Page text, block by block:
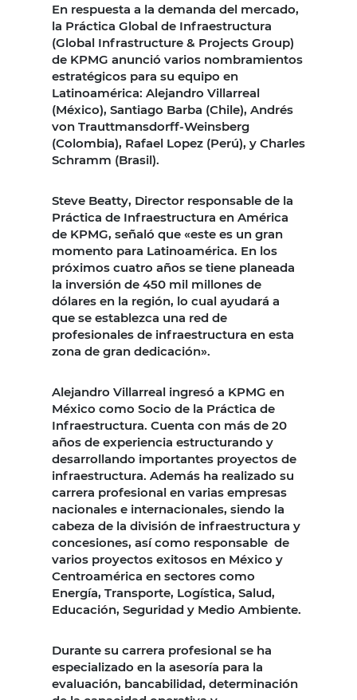
En respuesta a la demanda del mercado,
la Práctica Global de Infraestructura
(Global Infrastructure & Projects Group)
de KPMG anunció varios nombramientos
estratégicos para su equipo en
Latinoamérica: Alejandro Villarreal
(México), Santiago Barba (Chile), Andrés
von Trauttmansdorff-Weinsberg
(Colombia), Rafael Lopez (Perú), y Charles
Schramm (Brasil).
Steve Beatty, Director responsable de la
Práctica de Infraestructura en América
de KPMG, señaló que «este es un gran
momento para Latinoamérica. En los
próximos cuatro años se tiene planeada
la inversión de 450 mil millones de
dólares en la región, lo cual ayudará a
que se establezca una red de
profesionales de infraestructura en esta
zona de gran dedicación».
Alejandro Villarreal ingresó a KPMG en
México como Socio de la Práctica de
Infraestructura. Cuenta con más de 20
años de experiencia estructurando y
desarrollando importantes proyectos de
infraestructura. Además ha realizado su
carrera profesional en varias empresas
nacionales e internacionales, siendo la
cabeza de la división de infraestructura y
concesiones, así como responsable de
varios proyectos exitosos en México y
Centroamérica en sectores como
Energía, Transporte, Logística, Salud,
Educación, Seguridad y Medio Ambiente.
Durante su carrera profesional se ha
especializado en la asesoría para la
evaluación, bancabilidad, determinación